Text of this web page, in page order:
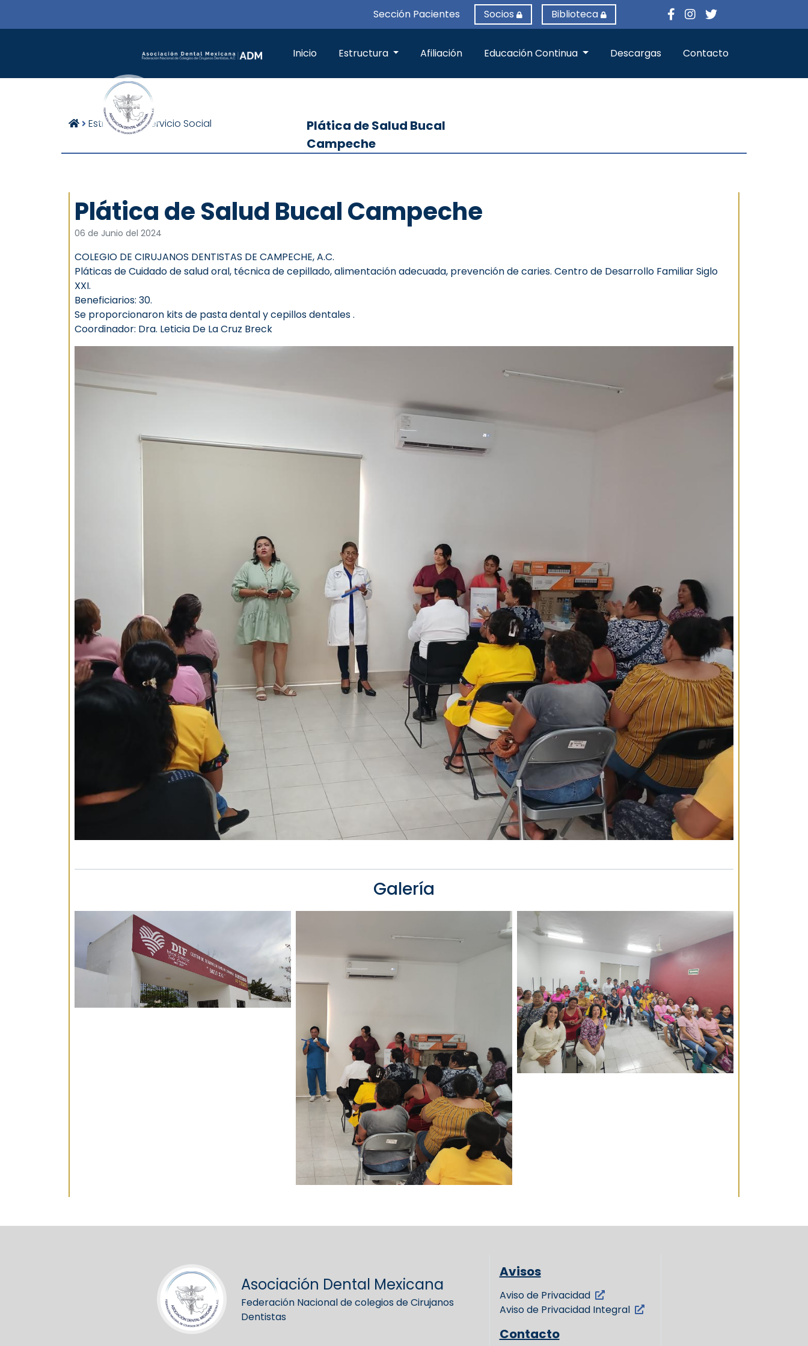
Sección Pacientes Socios Biblioteca
Inicio Estructura Afiliación Educación Continua Descargas Contacto
Estructura Servicio Social
Plática de Salud Bucal
Campeche
Plática de Salud Bucal Campeche
06 de Junio del 2024
COLEGIO DE CIRUJANOS DENTISTAS DE CAMPECHE, A.C.
Pláticas de Cuidado de salud oral, técnica de cepillado, alimentación adecuada, prevención de caries. Centro de Desarrollo Familiar Siglo
XXI.
Beneficiarios: 30.
Se proporcionaron kits de pasta dental y cepillos dentales .
Coordinador: Dra. Leticia De La Cruz Breck
Galería
Asociación Dental Mexicana
Federación Nacional de colegios de Cirujanos
Dentistas
Avisos
Aviso de Privacidad
Aviso de Privacidad Integral
Contacto